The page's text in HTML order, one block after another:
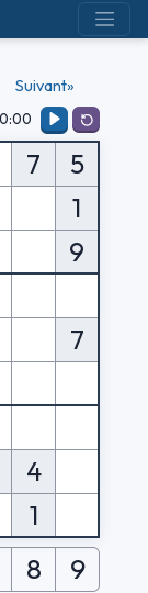
Suivant»
7
5
1
9
7
4
1
8 9